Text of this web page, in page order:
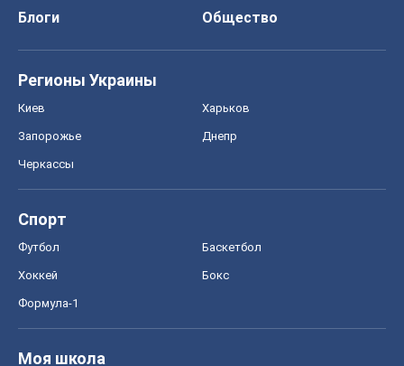
Блоги
Общество
Регионы Украины
Киев Харьков
Запорожье Днепр
Черкассы
Спорт
Футбол Баскетбол
Хоккей Бокс
Формула-1
Моя школа